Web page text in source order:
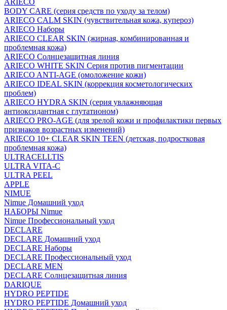
ARIECO
BODY CARE (серия средств по уходу за телом)
ARIECO CALM SKIN (чувствительная кожа, купероз)
ARIECO Наборы
ARIECO CLEAR SKIN (жирная, комбинированная и
проблемная кожа)
ARIECO Солнцезащитная линия
ARIECO WHITE SKIN Серия против пигментации
ARIECO ANTI-AGE (омоложение кожи)
ARIECO IDEAL SKIN (коррекция косметологических
проблем)
ARIECO HYDRA SKIN (серия увлажняющая
антиоксидантная с глутатионом)
ARIECO PRO-AGE (для зрелой кожи и профилактики первых
признаков возрастных изменений)
ARIECO 10+ CLEAR SKIN TEEN (детская, подростковая
проблемная кожа)
ULTRACELLTIS
ULTRA VITA-C
ULTRA PEEL
APPLE
NIMUE
Nimue Домашний уход
НАБОРЫ Nimue
Nimue Профессиональный уход
DECLARE
DECLARE Домашний уход
DECLARE Наборы
DECLARE Профессиональный уход
DECLARE MEN
DECLARE Солнцезащитная линия
DARIQUE
HYDRO PEPTIDE
HYDRO PEPTIDE Домашний уход